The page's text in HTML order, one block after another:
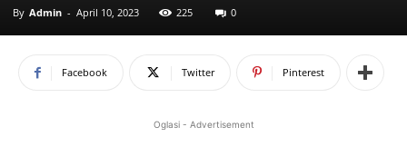
By Admin - April 10, 2023 225 0
Facebook Twitter Pinterest
Oglasi - Advertisement